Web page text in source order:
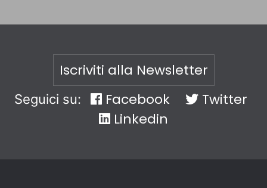
Iscriviti alla Newsletter
Seguici su: Facebook
Twitter
Linkedin